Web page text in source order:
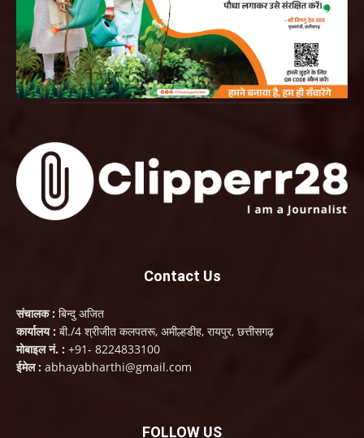
Contact Us
संचालक : बिन्दु अजित
कार्यालय : बी./4 श्रीजीत कलपतरू, अमील्हडीह, रायपुर, छत्तीसगढ़
मोबाइल नं. : +91- 8224833100
ईमेल : abhayabharthi@gmail.com
FOLLOW US